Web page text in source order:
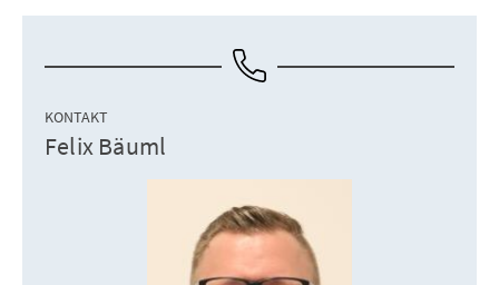
KONTAKT
Felix Bäuml